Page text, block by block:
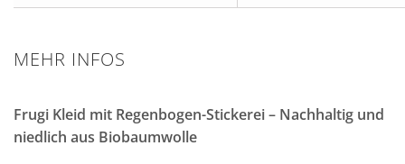
MEHR INFOS
Frugi Kleid mit Regenbogen-Stickerei – Nachhaltig und
niedlich aus Biobaumwolle